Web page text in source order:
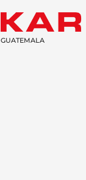
GUATEMALA